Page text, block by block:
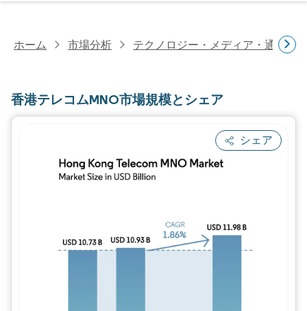
ホーム 市場分析 テクノロジー・メディア・通信研
香港テレコムMNO市場規模とシェア
シェア